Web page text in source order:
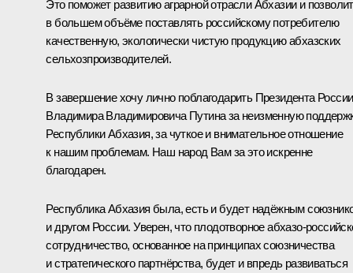
Это поможет развитию аграрной отрасли Абхазии и позволит
в большем объёме поставлять российскому потребителю
качественную, экологически чистую продукцию абхазских
сельхозпроизводителей.
В завершение хочу лично поблагодарить Президента России
Владимира Владимировича Путина за неизменную
Республики Абхазия, за чуткое и внимательное отношение
к нашим проблемам. Наш народ Вам за это искренне
благодарен.
Республика Абхазия была, есть и будет надёжным
и другом России. Уверен, что плодотворное абхазо-
сотрудничество, основанное на принципах союзничества
и стратегического партнёрства, будет и впредь развиваться